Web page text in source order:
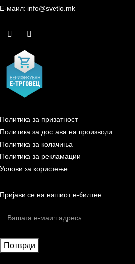
Е-маил: info@svetlo.mk
Политика за приватност
Политика за достава на производи
Политика за колачиња
Политика за рекламации
Услови за користење
Пријави се на нашиот е-билтен